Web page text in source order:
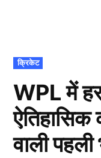
POSTED
IN
क्रिकेट
WPL में
ऐतिहासिक
वाली पहली